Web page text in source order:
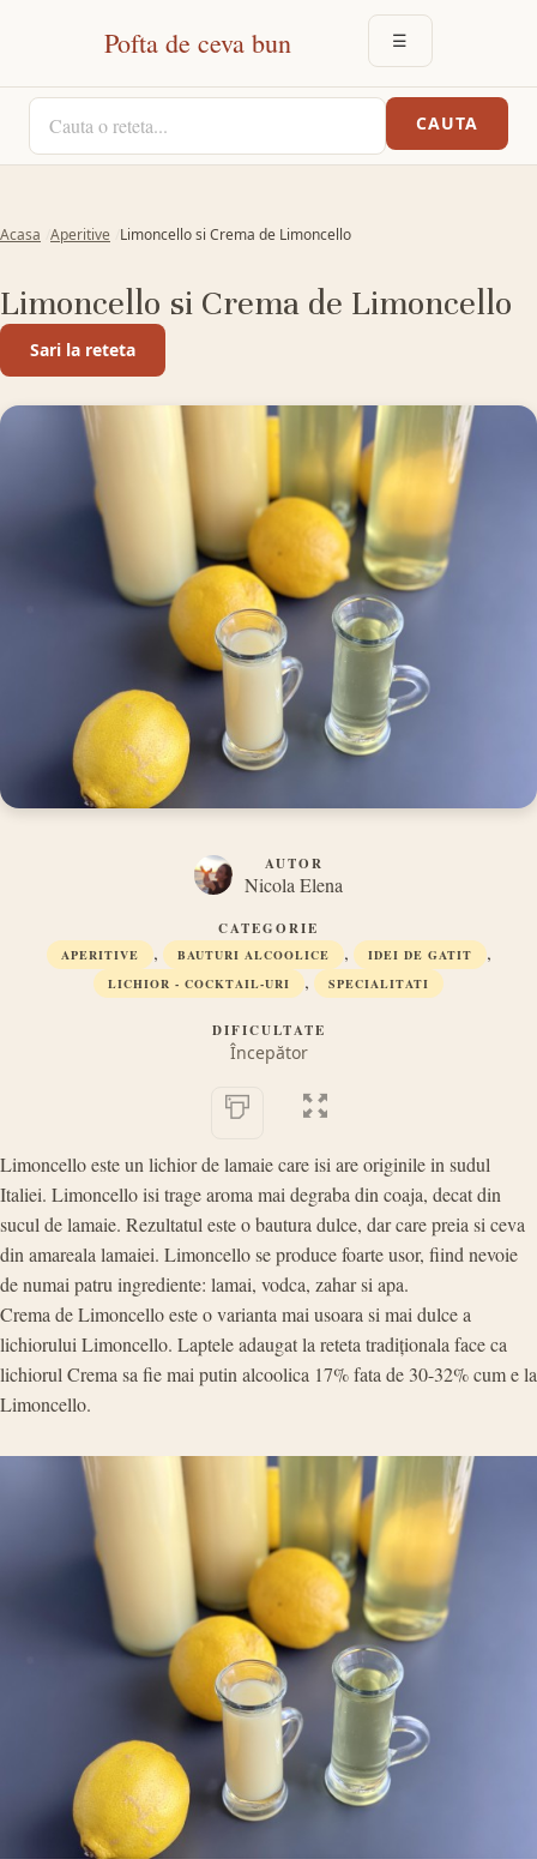
Pofta de ceva bun ☰DESCHIDE
CAUTA O RETETA
CAUTA
Acasa Aperitive Limoncello si Crema de Limoncello
Limoncello si Crema de Limoncello
Sari la reteta
AUTOR
Nicola Elena
CATEGORIE
APERITIVE , BAUTURI ALCOOLICE , IDEI DE GATIT ,
LICHIOR - COCKTAIL-URI , SPECIALITATI
DIFICULTATE
Începător
Limoncello este un lichior de lamaie care isi are originile in sudul
Italiei. Limoncello isi trage aroma mai degraba din coaja, decat din
sucul de lamaie. Rezultatul este o bautura dulce, dar care preia si ceva
din amareala lamaiei. Limoncello se produce foarte usor, fiind nevoie
de numai patru ingrediente: lamai, vodca, zahar si apa.
Crema de Limoncello este o varianta mai usoara si mai dulce a
lichiorului Limoncello. Laptele adaugat la reteta tradiționala face ca
lichiorul Crema sa fie mai putin alcoolica 17% fata de 30-32% cum e la
Limoncello.